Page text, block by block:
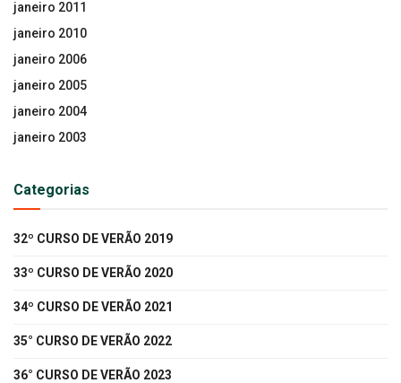
janeiro 2011
janeiro 2010
janeiro 2006
janeiro 2005
janeiro 2004
janeiro 2003
Categorias
32º CURSO DE VERÃO 2019
33º CURSO DE VERÃO 2020
34º CURSO DE VERÃO 2021
35° CURSO DE VERÃO 2022
36° CURSO DE VERÃO 2023